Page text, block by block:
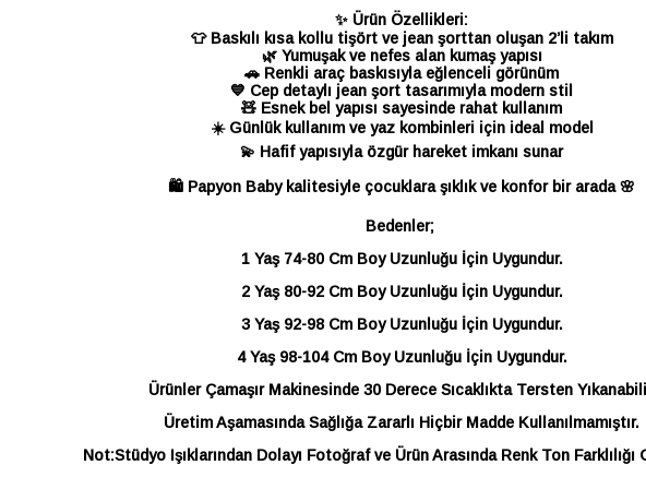
✨ Ürün Özellikleri:
👕 Baskılı kısa kollu tişört ve jean şorttan oluşan 2’li takım
🌿 Yumuşak ve nefes alan kumaş yapısı
🚗 Renkli araç baskısıyla eğlenceli görünüm
💙 Cep detaylı jean şort tasarımıyla modern stil
🧸 Esnek bel yapısı sayesinde rahat kullanım
☀️ Günlük kullanım ve yaz kombinleri için ideal model
💫 Hafif yapısıyla özgür hareket imkanı sunar
🛍️ Papyon Baby kalitesiyle çocuklara şıklık ve konfor bir arada 🌸
Bedenler;
1 Yaş 74-80 Cm Boy Uzunluğu İçin Uygundur.
2 Yaş 80-92 Cm Boy Uzunluğu İçin Uygundur.
3 Yaş 92-98 Cm Boy Uzunluğu İçin Uygundur.
4 Yaş 98-104 Cm Boy Uzunluğu İçin Uygundur.
Ürünler Çamaşır Makinesinde 30 Derece Sıcaklıkta Tersten
Üretim Aşamasında Sağlığa Zararlı Hiçbir Madde Kullanılmamıştır.
Not:Stüdyo Işıklarından Dolayı Fotoğraf ve Ürün Arasında Renk Ton Farklılığı